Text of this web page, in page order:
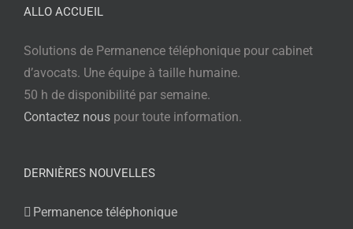
ALLO ACCUEIL
Solutions de Permanence téléphonique pour cabinet
d’avocats. Une équipe à taille humaine.
50 h de disponibilité par semaine.
Contactez nous pour toute information.
DERNIÈRES NOUVELLES
Permanence téléphonique